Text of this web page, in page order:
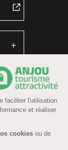
faciliter l'utilisation
et réaliser
cookies ou de
du site